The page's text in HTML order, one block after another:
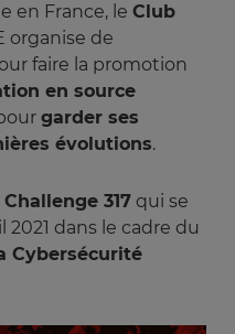
en France, le Club
organise de
faire la promotion
en source
garder ses
évolutions.
Challenge 317 qui se
dans le cadre du
Cybersécurité